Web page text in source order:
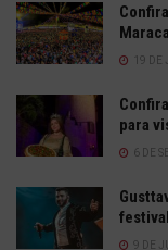
19 DE
para
6 DE
9 DE